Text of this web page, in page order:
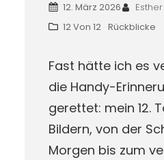
12. März 2026
12 Von 12 Rückblicke
Fast hätte ich es
die Handy-
gerettet: mein 12.
Bildern, von der
Morgen bis zum